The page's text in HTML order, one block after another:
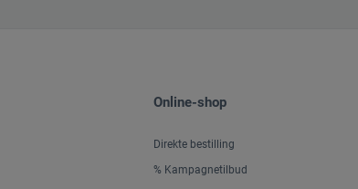
Online-shop
Direkte bestilling
% Kampagnetilbud